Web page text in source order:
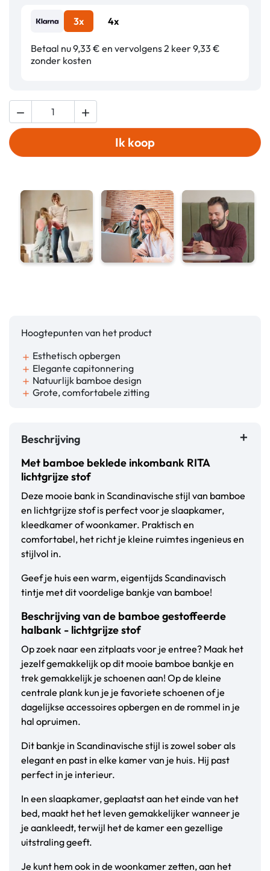
3x 4x
Betaal nu 9,33 € en vervolgens 2 keer 9,33 €
zonder kosten
 
Ik koop
Hoogtepunten van het product
add Esthetisch opbergen
add Elegante capitonnering
add Natuurlijk bamboe design
add Grote, comfortabele zitting
Beschrijving
Met bamboe beklede inkombank RITA
lichtgrijze stof
Deze mooie bank in Scandinavische stijl van bamboe
en lichtgrijze stof is perfect voor je slaapkamer,
kleedkamer of woonkamer. Praktisch en
comfortabel, het richt je kleine ruimtes ingenieus en
stijlvol in.
Geef je huis een warm, eigentijds Scandinavisch
tintje met dit voordelige bankje van bamboe!
Beschrijving van de bamboe gestoffeerde
halbank - lichtgrijze stof
Op zoek naar een zitplaats voor je entree? Maak het
jezelf gemakkelijk op dit mooie bamboe bankje en
trek gemakkelijk je schoenen aan! Op de kleine
centrale plank kun je je favoriete schoenen of je
dagelijkse accessoires opbergen en de rommel in je
hal opruimen.
Dit bankje in Scandinavische stijl is zowel sober als
elegant en past in elke kamer van je huis. Hij past
perfect in je interieur.
In een slaapkamer, geplaatst aan het einde van het
bed, maakt het het leven gemakkelijker wanneer je
je aankleedt, terwijl het de kamer een gezellige
uitstraling geeft.
Je kunt hem ook in de woonkamer zetten, aan het